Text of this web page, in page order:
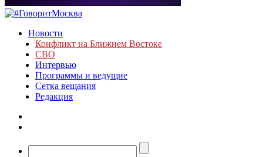
Новости
Конфликт на Ближнем Востоке
СВО
Интервью
Программы и ведущие
Сетка вещания
Редакция